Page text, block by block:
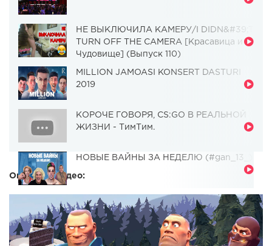
НЕ ВЫКЛЮЧИЛА КАМЕРУ/I DIDN&#39;T
TURN OFF THE CAMERA [Красавица и
Чудовище] (Выпуск 110)
MILLION JAMOASI KONSERT DASTURI
2019
КОРОЧЕ ГОВОРЯ, CS:GO В РЕАЛЬНОЙ
ЖИЗНИ - ТимТим.
НОВЫЕ ВАЙНЫ ЗА НЕДЕЛЮ (#gan_13_)
Описание видео: